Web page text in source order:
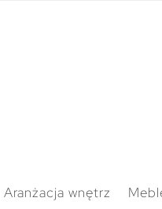
Aranżacja wnętrz